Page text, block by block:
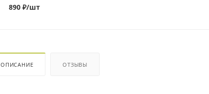
890₽/шт
ОПИСАНИЕ ОТЗЫВЫ